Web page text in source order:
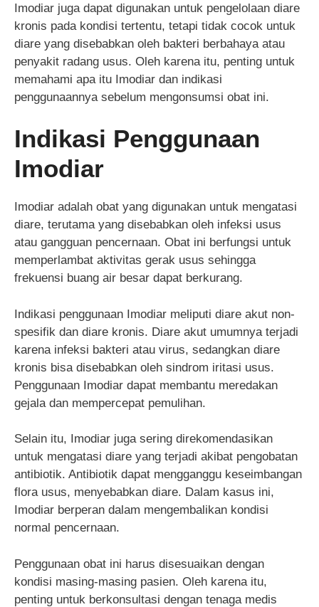
Imodiar juga dapat digunakan untuk pengelolaan diare
kronis pada kondisi tertentu, tetapi tidak cocok untuk
diare yang disebabkan oleh bakteri berbahaya atau
penyakit radang usus. Oleh karena itu, penting untuk
memahami apa itu Imodiar dan indikasi
penggunaannya sebelum mengonsumsi obat ini.
Indikasi Penggunaan
Imodiar
Imodiar adalah obat yang digunakan untuk mengatasi
diare, terutama yang disebabkan oleh infeksi usus
atau gangguan pencernaan. Obat ini berfungsi untuk
memperlambat aktivitas gerak usus sehingga
frekuensi buang air besar dapat berkurang.
Indikasi penggunaan Imodiar meliputi diare akut non-
spesifik dan diare kronis. Diare akut umumnya terjadi
karena infeksi bakteri atau virus, sedangkan diare
kronis bisa disebabkan oleh sindrom iritasi usus.
Penggunaan Imodiar dapat membantu meredakan
gejala dan mempercepat pemulihan.
Selain itu, Imodiar juga sering direkomendasikan
untuk mengatasi diare yang terjadi akibat pengobatan
antibiotik. Antibiotik dapat mengganggu keseimbangan
flora usus, menyebabkan diare. Dalam kasus ini,
Imodiar berperan dalam mengembalikan kondisi
normal pencernaan.
Penggunaan obat ini harus disesuaikan dengan
kondisi masing-masing pasien. Oleh karena itu,
penting untuk berkonsultasi dengan tenaga medis